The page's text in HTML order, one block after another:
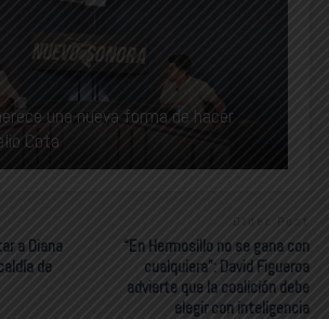
una nueva forma de hacer
Cota
a Diana
de
Older Post
“En Hermosillo no se gana con
cualquiera”: David Figueroa
advierte que la coalición debe
elegir con inteligencia